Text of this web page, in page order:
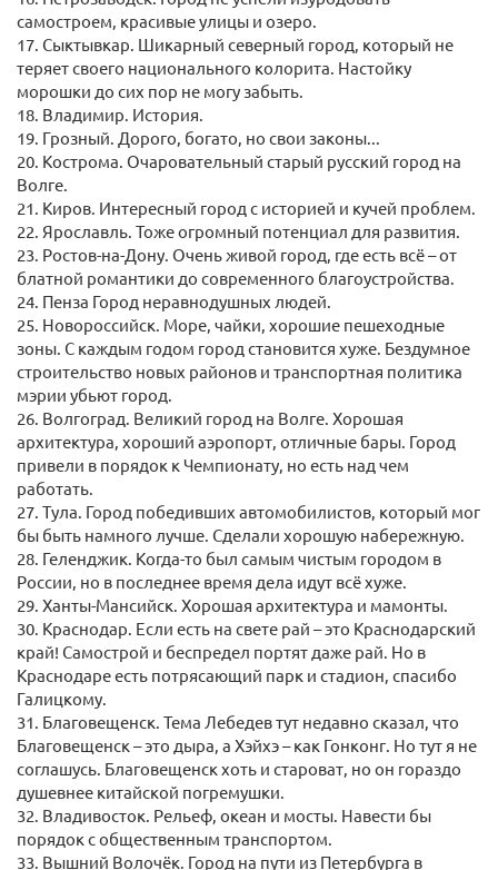
самостроем, красивые улицы и озеро.
17. Сыктывкар. Шикарный северный город, который не
теряет своего национального колорита. Настойку
морошки до сих пор не могу забыть.
18. Владимир. История.
19. Грозный. Дорого, богато, но свои законы...
20. Кострома. Очаровательный старый русский город на
Волге.
21. Киров. Интересный город с историей и кучей проблем.
22. Ярославль. Тоже огромный потенциал для развития.
23. Ростов-на-Дону. Очень живой город, где есть всё – от
блатной романтики до современного благоустройства.
24. Пенза Город неравнодушных людей.
25. Новороссийск. Море, чайки, хорошие пешеходные
зоны. С каждым годом город становится хуже. Бездумное
строительство новых районов и транспортная политика
мэрии убьют город.
26. Волгоград. Великий город на Волге. Хорошая
архитектура, хороший аэропорт, отличные бары. Город
привели в порядок к Чемпионату, но есть над чем
работать.
27. Тула. Город победивших автомобилистов, который мог
бы быть намного лучше. Сделали хорошую набережную.
28. Геленджик. Когда-то был самым чистым городом в
России, но в последнее время дела идут всё хуже.
29. Ханты-Мансийск. Хорошая архитектура и мамонты.
30. Краснодар. Если есть на свете рай – это Краснодарский
край! Самострой и беспредел портят даже рай. Но в
Краснодаре есть потрясающий парк и стадион, спасибо
Галицкому.
31. Благовещенск. Тема Лебедев тут недавно сказал, что
Благовещенск – это дыра, а Хэйхэ – как Гонконг. Но тут я не
соглашусь. Благовещенск хоть и староват, но он гораздо
душевнее китайской погремушки.
32. Владивосток. Рельеф, океан и мосты. Навести бы
порядок с общественным транспортом.
33. Вышний Волочёк. Город на пути из Петербурга в